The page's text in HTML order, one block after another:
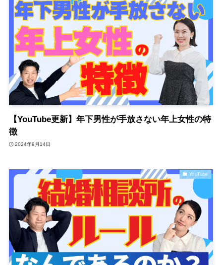
【YouTube更新】年下男性が手放さない年上女性の特
徴
2024年9月14日
YouTube